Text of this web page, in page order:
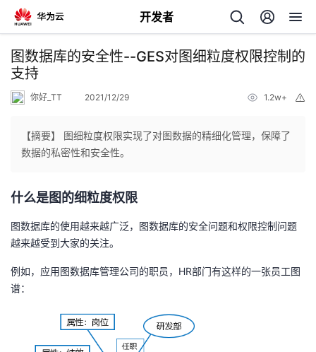
开发者
返
回
人
主
页
我
的
开
图数据库的安全性--GES对图细粒度权限控制的
支持
你好_TT 2021/12/29 1.2w+
【摘要】 图细粒度权限实现了对图数据的精细化管理，保障了
数据的私密性和安全性。
什么是图的细粒度权限
图数据库的使用越来越广泛，图数据库的安全问题和权限控制问题
越来越受到大家的关注。
例如，应用图数据库管理公司的职员，HR部门有这样的一张员工图
谱：